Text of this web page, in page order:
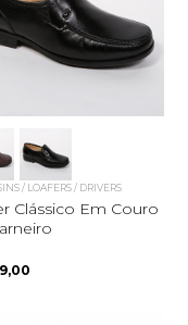
/ LOAFERS / DRIVERS
Clássico Em Couro